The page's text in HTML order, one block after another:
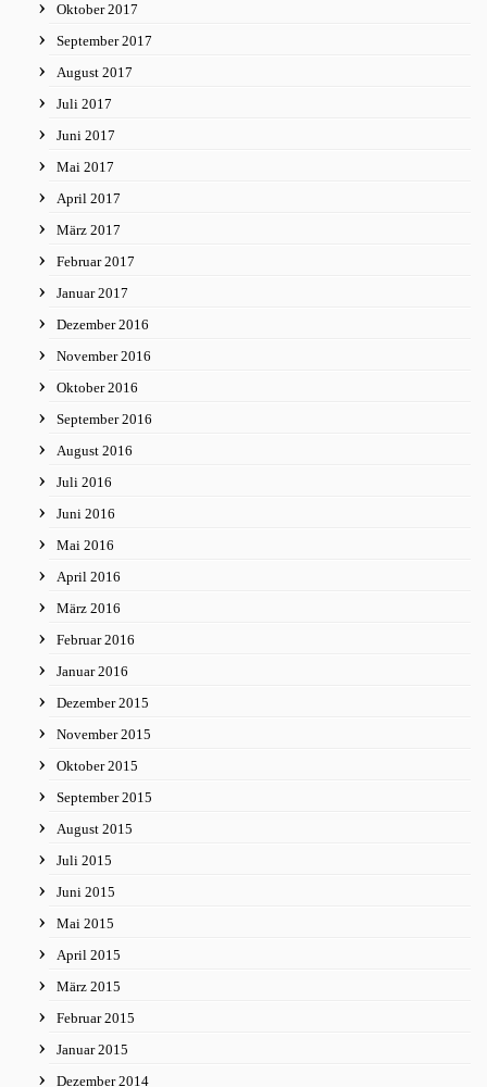
Oktober 2017
September 2017
August 2017
Juli 2017
Juni 2017
Mai 2017
April 2017
März 2017
Februar 2017
Januar 2017
Dezember 2016
November 2016
Oktober 2016
September 2016
August 2016
Juli 2016
Juni 2016
Mai 2016
April 2016
März 2016
Februar 2016
Januar 2016
Dezember 2015
November 2015
Oktober 2015
September 2015
August 2015
Juli 2015
Juni 2015
Mai 2015
April 2015
März 2015
Februar 2015
Januar 2015
Dezember 2014